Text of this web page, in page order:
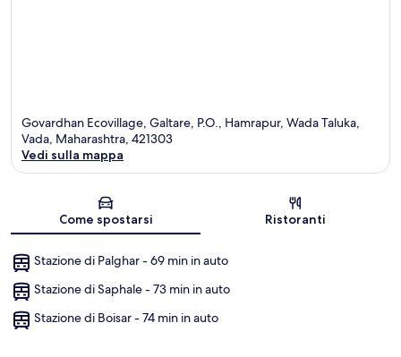
Govardhan Ecovillage, Galtare, P.O., Hamrapur, Wada Taluka,
Vada, Maharashtra, 421303
Vedi sulla mappa
Come spostarsi Ristoranti
Stazione di Palghar - 69 min in auto
Stazione di Saphale - 73 min in auto
Stazione di Boisar - 74 min in auto